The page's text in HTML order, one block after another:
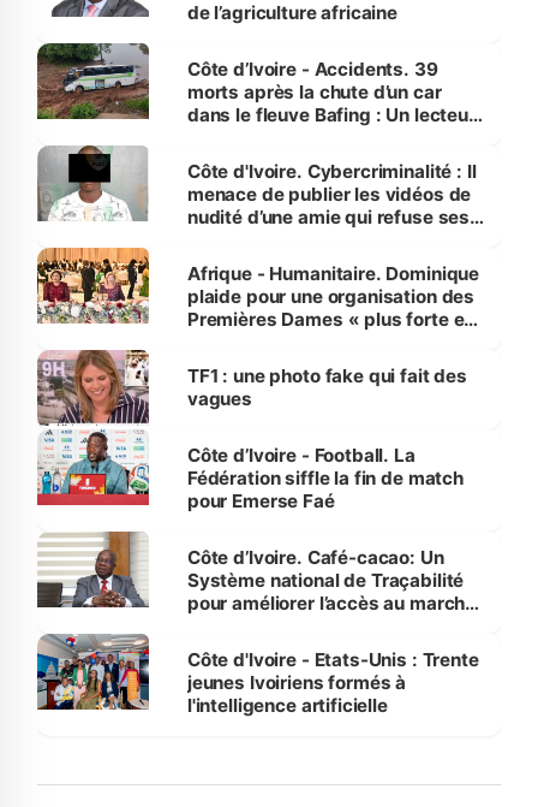
de l’agriculture africaine
Côte d’Ivoire - Accidents. 39
morts après la chute d’un car
dans le fleuve Bafing : Un lecteur
des Transports
Côte d'Ivoire. Cybercriminalité : Il
menace de publier les vidéos de
nudité d’une amie qui refuse ses
Afrique - Humanitaire. Dominique
plaide pour une organisation des
Premières Dames « plus forte et
sur la scène internationale »
TF1 : une photo fake qui fait des
vagues
Côte d’Ivoire - Football. La
Fédération siffle la fin de match
pour Emerse Faé
Côte d’Ivoire. Café-cacao: Un
Système national de Traçabilité
pour améliorer l’accès au marché
Côte d'Ivoire - Etats-Unis : Trente
jeunes Ivoiriens formés à
l'intelligence artificielle